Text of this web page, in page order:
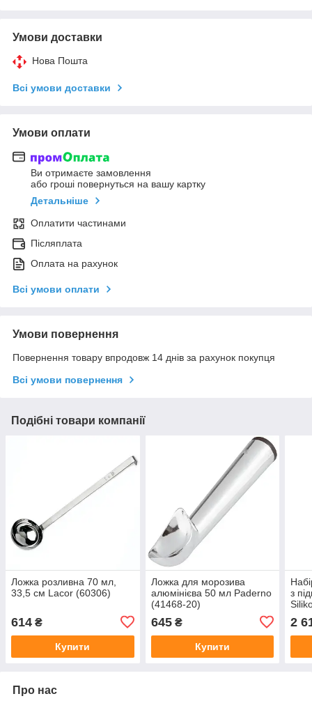
Умови доставки
Нова Пошта
Всі умови доставки
Умови оплати
Ви отримаєте замовлення
або гроші повернуться на вашу картку
Детальніше
Оплатити частинами
Післяплата
Оплата на рахунок
Всі умови оплати
Умови повернення
Повернення товару впродовж 14 днів за рахунок покупця
Всі умови повернення
Подібні товари компанії
Ложка розливна 70 мл,
33,5 см Lacor (60306)
614 ₴
Купити
Ложка для морозива
алюмінієва 50 мл Paderno
(41468-20)
645₴
Купити
з
2
Про нас